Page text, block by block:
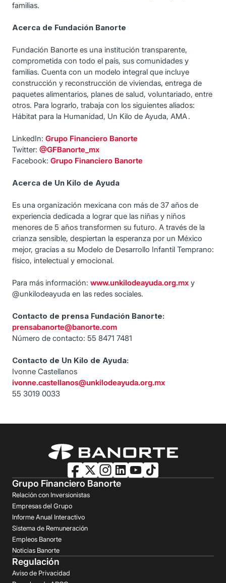
familias.
Acerca de Fundación Banorte
Fundación Banorte es una institución transparente,
comprometida con todo el país, sus comunidades y
familias. Cuenta con un modelo integral que incluye
construcción y reconstrucción de viviendas, entrega de
paquetes alimentarios, planes de salud, voluntariado, entre
otros. Para lograrlo, trabaja con los siguientes aliados:
Hábitat para la Humanidad, Un Kilo de Ayuda, AMA .
LinkedIn: Grupo Financiero Banorte
Twitter: @GFBanorte_mx
Facebook: Grupo Financiero Banorte
Acerca de Un Kilo de Ayuda
Es una organización mexicana con más de 37 años de
experiencia dedicada a lograr que las niñas y niños
menores de 5 años transformen su futuro. A través de la
crianza sensible, despiertan la esperanza por un México
mejor, gracias a su Modelo de Desarrollo Infantil Temprano:
físico, intelectual y emocional.
Para más información: www.unkilodeayuda.org.mx y
@unkilodeayuda en las redes sociales.
Contacto de prensa Fundación Banorte:
prensabanorte@banorte.com
Número de contacto: 55 8471 7481
Contacto de Un Kilo de Ayuda:
Ivonne Castellanos
ivonne.castellanos@unkilodeayuda.org.mx
55 3019 0033
Grupo Financiero Banorte
Relación con Inversionistas
Empresas del Grupo
Informe Anual Interactivo
Sistema de Remuneración
Empleos Banorte
Noticias Banorte
Regulación
Aviso de Privacidad